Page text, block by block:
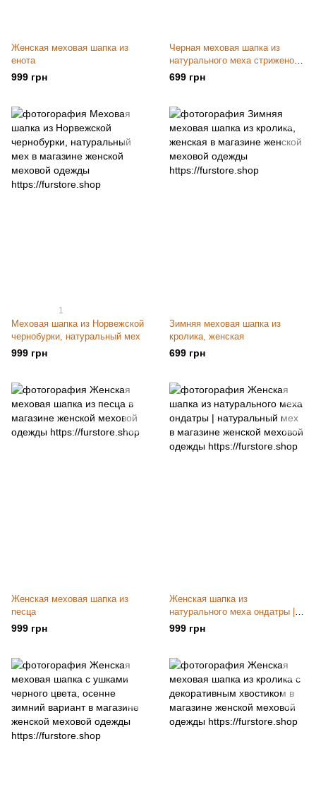
Женская меховая шапка из
енота
999 грн
Черная меховая шапка из
натурального меха стриженой
нутрии
699 грн
1
Меховая шапка из Норвежской
чернобурки, натуральный мех
999 грн
Зимняя меховая шапка из
кролика, женская
699 грн
Женская меховая шапка из
песца
999 грн
Женская шапка из
натурального меха ондатры |
натуральный мех
999 грн